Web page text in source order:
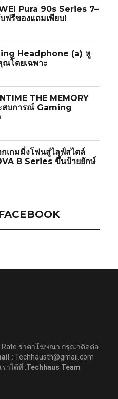
Pura 90s Series 7–
ฟรีของแถมเพียบ!
Headphone (a) หู
โดยเฉพาะ
THE MEMORY
สบการณ์ Gaming
เกมมิ่งโฟนสู่ไลฟ์สไตล์
8 Series ขึ้นป้ายยักษ์
ราคาโฆษณา กรุณาติดต่อ
: Techhausth@gmail.com
าได้ที่ :Techhaus Team